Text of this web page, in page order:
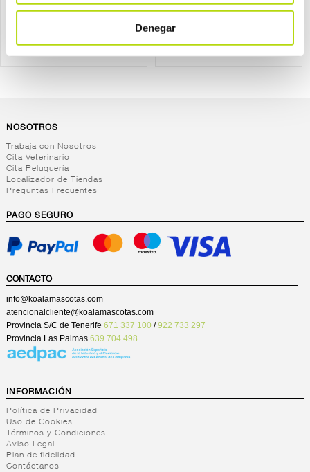
Denegar
NOSOTROS
Trabaja con Nosotros
Cita Veterinario
Cita Peluquería
Localizador de Tiendas
Preguntas Frecuentes
PAGO SEGURO
CONTACTO
info@koalamascotas.com
atencionalcliente@koalamascotas.com
Provincia S/C de Tenerife 671 337 100/922 733 297
Provincia Las Palmas 639 704 498
INFORMACIÓN
Política de Privacidad
Uso de Cookies
Términos y Condiciones
Aviso Legal
Plan de fidelidad
Contáctanos